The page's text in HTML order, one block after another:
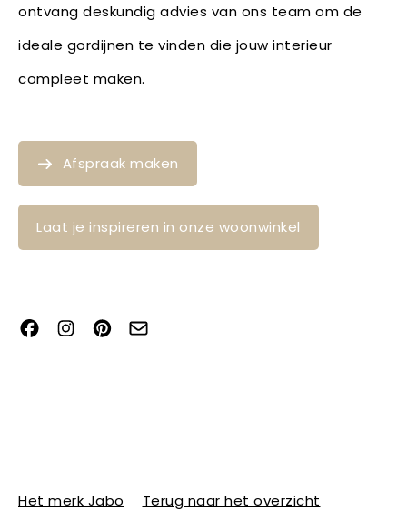
ontvang deskundig advies van ons team om de
ideale gordijnen te vinden die jouw interieur
compleet maken.
Afspraak maken
Laat je inspireren in onze woonwinkel
Het merk Jabo Terug naar het overzicht